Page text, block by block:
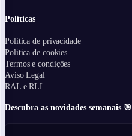
Políticas
Politica de privacidade
Politica de cookies
Termos e condiçôes
Aviso Legal
RAL e RLL
Descubra as novidades semanais 🎯